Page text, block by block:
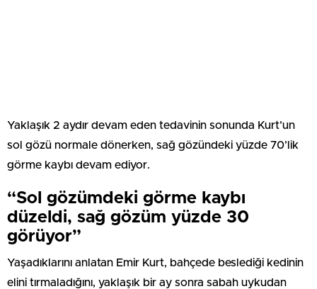
Yaklaşık 2 aydır devam eden tedavinin sonunda Kurt’un
sol gözü normale dönerken, sağ gözündeki yüzde 70’lik
görme kaybı devam ediyor.
“Sol gözümdeki görme kaybı
düzeldi, sağ gözüm yüzde 30
görüyor”
Yaşadıklarını anlatan Emir Kurt, bahçede beslediği kedinin
elini tırmaladığını, yaklaşık bir ay sonra sabah uykudan